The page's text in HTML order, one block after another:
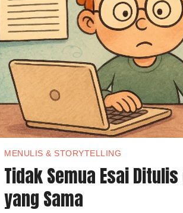
MENULIS & STORYTELLING
Tidak Semua Esai
yang Sama